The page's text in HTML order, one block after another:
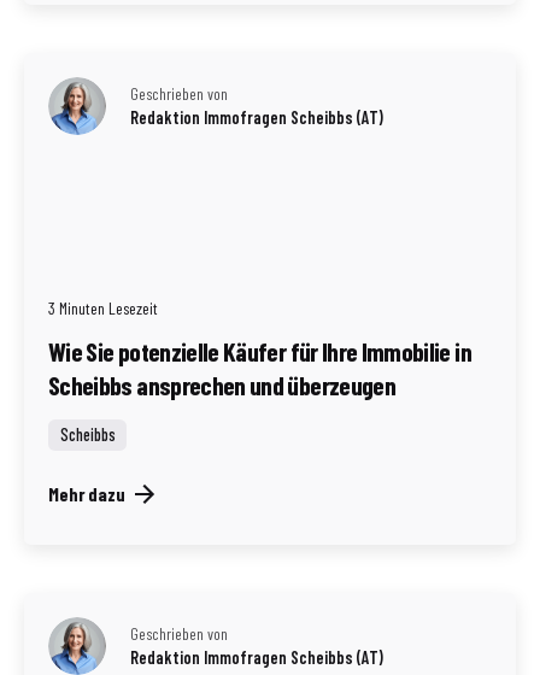
Geschrieben von
Redaktion Immofragen Scheibbs (AT)
3 Minuten Lesezeit
Wie Sie potenzielle Käufer für Ihre Immobilie in
Scheibbs ansprechen und überzeugen
Scheibbs
Mehr dazu
Geschrieben von
Redaktion Immofragen Scheibbs (AT)